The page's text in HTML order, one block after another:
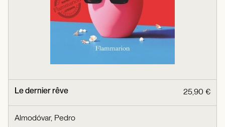
Le dernier rêve 25,90 €
Almodóvar, Pedro